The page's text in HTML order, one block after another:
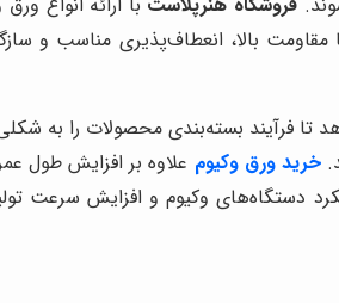
مقاومت بالا، انعطاف‌پذیری مناسب و
تا فرآیند بسته‌بندی محصولات را به
خرید ورق وکیوم علاوه بر افزایش طول
دستگاه‌های وکیوم و افزایش سرعت